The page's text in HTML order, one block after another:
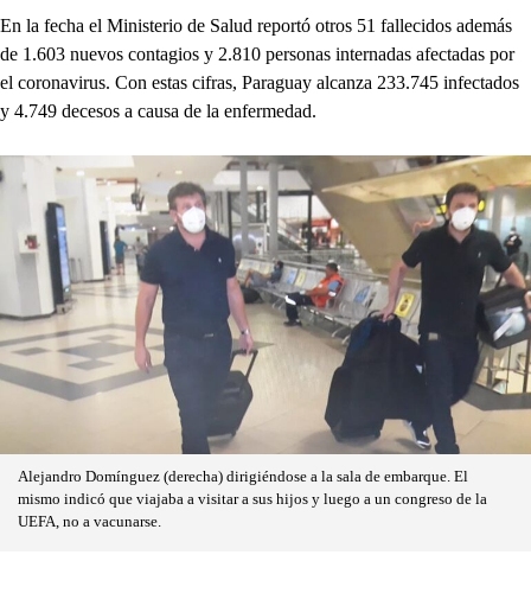
En la fecha el Ministerio de Salud reportó otros 51 fallecidos además
de 1.603 nuevos contagios y 2.810 personas internadas afectadas por
el coronavirus. Con estas cifras, Paraguay alcanza 233.745 infectados
y 4.749 decesos a causa de la enfermedad.
Alejandro Domínguez (derecha) dirigiéndose a la sala de embarque. El
mismo indicó que viajaba a visitar a sus hijos y luego a un congreso de la
UEFA, no a vacunarse.